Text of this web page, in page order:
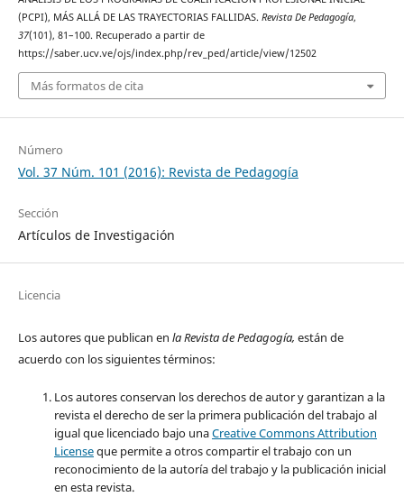
(PCPI), MÁS ALLÁ DE LAS TRAYECTORIAS FALLIDAS. Revista De Pedagogía,
37(101), 81–100. Recuperado a partir de
https://saber.ucv.ve/ojs/index.php/rev_ped/article/view/12502
Más formatos de cita
Número
Vol. 37 Núm. 101 (2016): Revista de Pedagogía
Sección
Artículos de Investigación
Licencia
Los autores que publican en la Revista de Pedagogía, están de
acuerdo con los siguientes términos:
Los autores conservan los derechos de autor y garantizan a la
revista el derecho de ser la primera publicación del trabajo al
igual que licenciado bajo unaCreative Commons Attribution
Licenseque permite a otros compartir el trabajo con un
reconocimiento de la autoría del trabajo y la publicación inicial
en esta revista.